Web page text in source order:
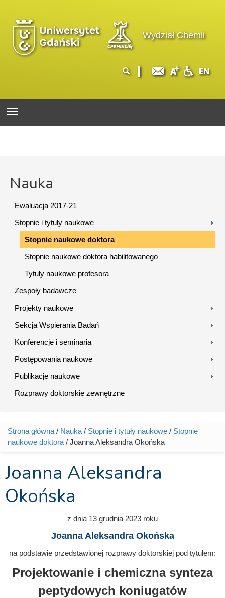
Wydział Chemii
wyszukiwania
Nauka
Ewaluacja 2017-21
Stopnie i tytuły naukowe
Stopnie naukowe doktora
Stopnie naukowe doktora habilitowanego
Tytuły naukowe profesora
Zespoły badawcze
Projekty naukowe
Sekcja Wspierania Badań
Konferencje i seminaria
Postępowania naukowe
Publikacje naukowe
Rozprawy doktorskie zewnętrzne
Jesteś tutaj
Strona główna / Nauka / Stopnie i tytuły naukowe / Stopnie
naukowe doktora / Joanna Aleksandra Okońska
Joanna Aleksandra
Okońska
z dnia 13 grudnia 2023 roku
Joanna Aleksandra Okońska
na podstawie przedstawionej rozprawy doktorskiej pod tytułem:
Projektowanie i chemiczna synteza
peptydowych koniugatów